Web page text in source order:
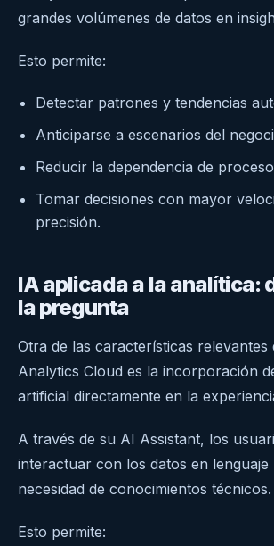
grandes volúmenes de datos en
Esto permite:
Detectar patrones y tendencias
Anticiparse a escenarios del
Reducir la dependencia de
Tomar decisiones con mayor
precisión.
IA aplicada a la analítica:
la pregunta
Otra de las características relevantes
Analytics Cloud es la incorporación
artificial directamente en la
A través de su AI Assistant, los
interactuar con los datos en lenguaje
necesidad de conocimientos técnicos.
Esto permite: